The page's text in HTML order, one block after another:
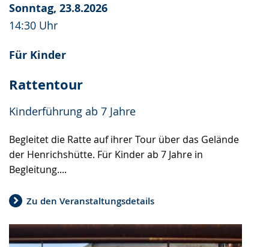
Sonntag, 23.8.2026
14:30 Uhr
Für Kinder
Rattentour
Kinderführung ab 7 Jahre
Begleitet die Ratte auf ihrer Tour über das Gelände
der Henrichshütte. Für Kinder ab 7 Jahre in
Begleitung....
Zu den Veranstaltungsdetails